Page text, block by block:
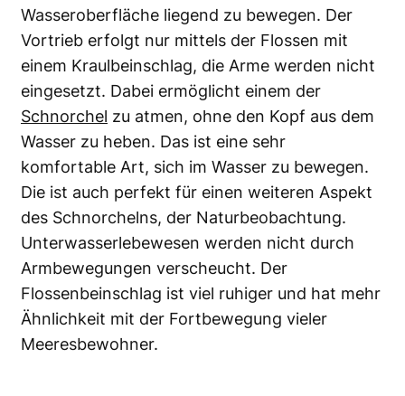
Wasseroberfläche liegend zu bewegen. Der
Vortrieb erfolgt nur mittels der Flossen mit
einem Kraulbeinschlag, die Arme werden nicht
eingesetzt. Dabei ermöglicht einem der
Schnorchel zu atmen, ohne den Kopf aus dem
Wasser zu heben. Das ist eine sehr
komfortable Art, sich im Wasser zu bewegen.
Die ist auch perfekt für einen weiteren Aspekt
des Schnorchelns, der Naturbeobachtung.
Unterwasserlebewesen werden nicht durch
Armbewegungen verscheucht. Der
Flossenbeinschlag ist viel ruhiger und hat mehr
Ähnlichkeit mit der Fortbewegung vieler
Meeresbewohner.